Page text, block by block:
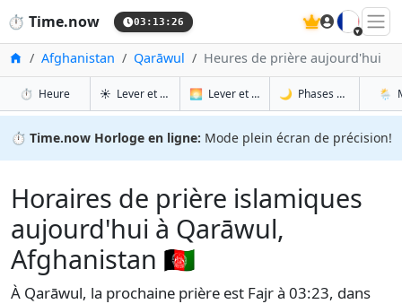
⏱️ Time.now 03:13:27 🇫🇷
Accueil
Afghanistan Qarāwul Heures de prière aujourd'hui
⏱️ Heureà Qarāwul
☀️ Lever et coucher du soleil à Qarāwul
🌅 Lever et coucher du soleil demain à
🌙 Phases de la Lune à
🌦️
⏱️ Time.now Horloge en ligne: Mode plein écran de précision!
Horaires de prière islamiques
aujourd'hui à Qarāwul,
Afghanistan 🇦🇫
À Qarāwul, la prochaine prière est Fajr à 03:23, dans